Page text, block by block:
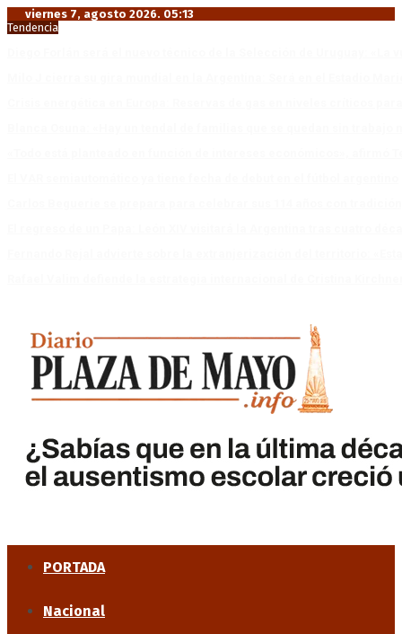
viernes 7, agosto 2026. 05:13
Tendencia
PORTADA
Nacional